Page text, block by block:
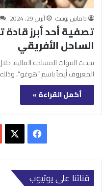
داماس بوست أبريل 29, 2024
تصفية أحد أبرز
الساحل الأفريقي
نجحت القوات المسلحة المالية،
المعروف أيضاً باسم “هوغو”، وذلك في تاريخ 28
أكمل القراءة »
فيسبوك
قناتنا على يوتيوب